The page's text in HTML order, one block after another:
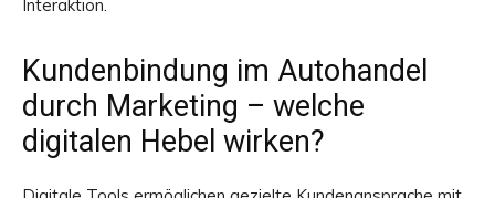
Interaktion.
Kundenbindung im Autohandel
durch Marketing – welche
digitalen Hebel wirken?